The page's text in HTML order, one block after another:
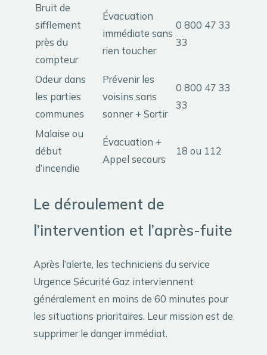
Bruit de
sifflement
près du
compteur
Évacuation
immédiate sans
rien toucher
0 800 47 33
33
Odeur dans
les parties
communes
Prévenir les
voisins sans
sonner + Sortir
0 800 47 33
33
Malaise ou
début
d’incendie
Évacuation +
Appel secours
18 ou 112
Le déroulement de
l’intervention et l’après-fuite
Après l’alerte, les techniciens du service
Urgence Sécurité Gaz interviennent
généralement en moins de 60 minutes pour
les situations prioritaires. Leur mission est de
supprimer le danger immédiat.